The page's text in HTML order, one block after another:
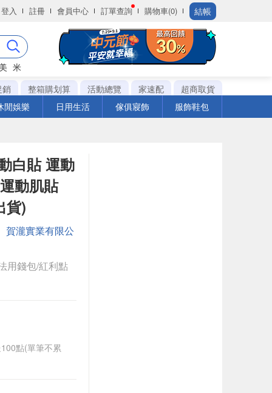
登入 註冊 會員中心 訂單查詢 購物車(0) 結帳
米
銷
整箱購划算 活動總覽 家速配
超商取貨
閒娛樂
日用生活 傢俱寢飾 服飾鞋包
白貼 運動
動肌貼
貨)
賀瀧實業有限公
用錢包/紅利點
點(單筆不累